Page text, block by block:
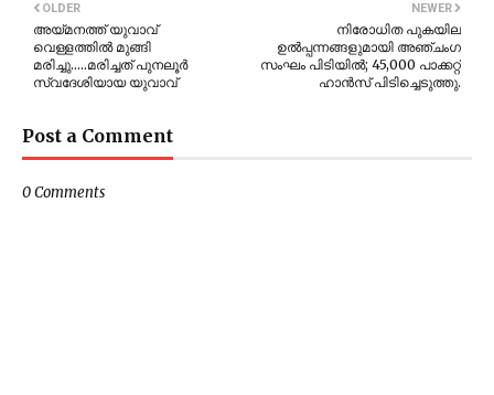
NEWER
നിരോധിത പുകയില
ഉൽപ്പന്നങ്ങളുമായി അഞ്ചംഗ
സംഘം പിടിയിൽ; 45,000 പാക്കറ്റ്
ഹാൻസ് പിടിച്ചെടുത്തു.
OLDER
അയ്മനത്ത് യുവാവ്
വെള്ളത്തിൽ മുങ്ങി
മരിച്ചു.....മരിച്ചത് പുനലൂർ
സ്വദേശിയായ യുവാവ്
Post a Comment
0 Comments